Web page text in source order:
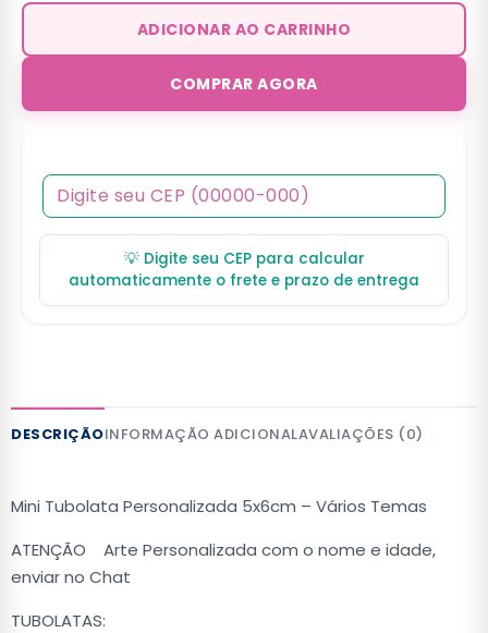
ADICIONAR AO CARRINHO
COMPRAR AGORA
💡 Digite seu CEP para calcular
automaticamente o frete e prazo de entrega
DESCRIÇÃOINFORMAÇÃO ADICIONALAVALIAÇÕES (0)
Mini Tubolata Personalizada 5x6cm – Vários Temas
ATENÇÃO Arte Personalizada com o nome e idade,
enviar no Chat
TUBOLATAS: